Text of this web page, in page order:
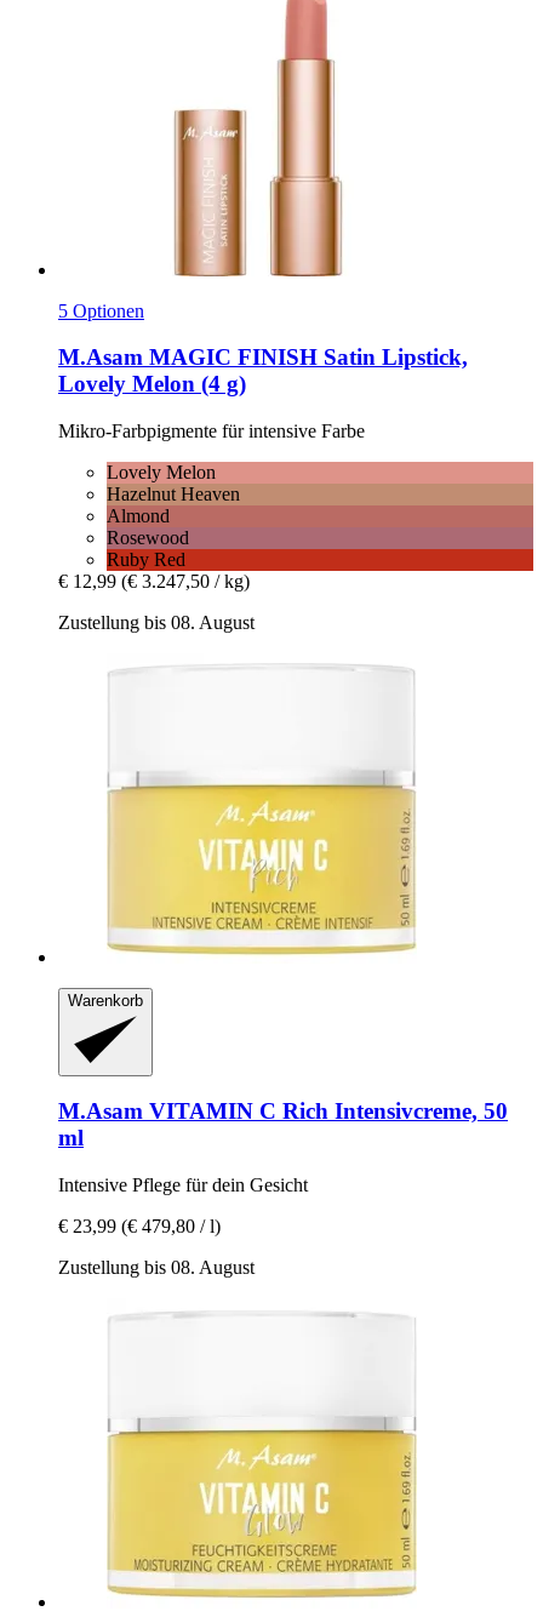
5 Optionen
M.Asam MAGIC FINISH Satin Lipstick,
Lovely Melon (4 g)
Mikro-​Farbpigmente für intensive Farbe
Lovely Melon
Hazelnut Heaven
Almond
Rosewood
Ruby Red
€ 12,99 (€ 3.247,50 / kg)
Zustellung bis 08. August
Warenkorb
M.Asam VITAMIN C Rich Intensivcreme, 50
ml
Intensive Pflege für dein Gesicht
€ 23,99 (€ 479,80 / l)
Zustellung bis 08. August